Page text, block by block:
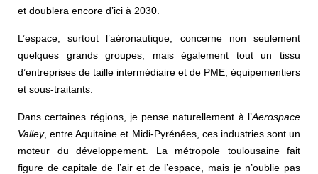
et doublera encore d’ici à 2030.
L’espace, surtout l’aéronautique, concerne non seulement
quelques grands groupes, mais également tout un tissu
d’entreprises de taille intermédiaire et de PME, équipementiers
et sous-traitants.
Dans certaines régions, je pense naturellement à l’Aerospace
Valley, entre Aquitaine et Midi-Pyrénées, ces industries sont un
moteur du développement. La métropole toulousaine fait
figure de capitale de l’air et de l’espace, mais je n’oublie pas